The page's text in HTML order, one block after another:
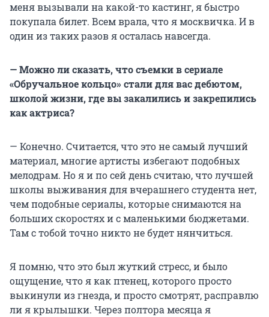
меня вызывали на какой-то кастинг, я быстро
покупала билет. Всем врала, что я москвичка. И в
один из таких разов я осталась навсегда.
— Можно ли сказать, что съемки в сериале
«Обручальное кольцо» стали для вас дебютом,
школой жизни, где вы закалились и закрепились
как актриса?
— Конечно. Считается, что это не самый лучший
материал, многие артисты избегают подобных
мелодрам. Но я и по сей день считаю, что лучшей
школы выживания для вчерашнего студента нет,
чем подобные сериалы, которые снимаются на
больших скоростях и с маленькими бюджетами.
Там с тобой точно никто не будет нянчиться.
Я помню, что это был жуткий стресс, и было
ощущение, что я как птенец, которого просто
выкинули из гнезда, и просто смотрят, расправлю
ли я крылышки. Через полтора месяца я